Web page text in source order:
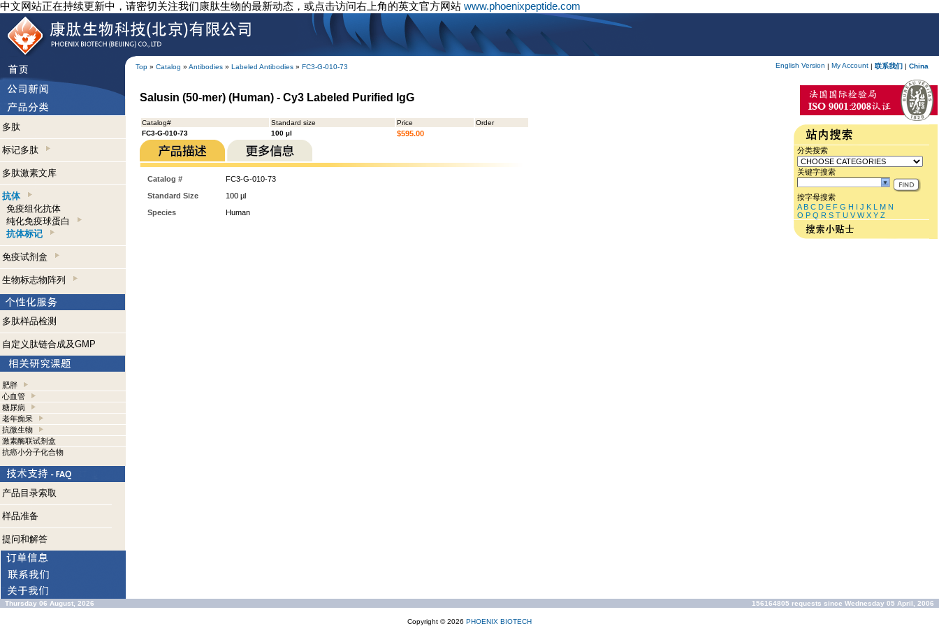
中文网站正在持续更新中，请密切关注我们康肽生物的最新动态，或点击访问右上角的英文官方网站 www.phoenixpeptide.com
Top » Catalog » Antibodies » Labeled Antibodies » FC3-G-010-73 English Version | My Account | 联系我们 | China
多肽
标记多肽
多肽激素文库
抗体
免疫组化抗体
纯化免疫球蛋白
抗体标记
免疫试剂盒
生物标志物阵列
多肽样品检测
自定义肽链合成及GMP
肥胖
心血管
糖尿病
老年痴呆
抗微生物
激素酶联试剂盒
抗癌小分子化合物
产品目录索取
样品准备
提问和解答
Salusin (50-mer) (Human) - Cy3 Labeled Purified IgG
Catalog# Standard size Price
Order
FC3-G-010-73
100 µl $595.00
Catalog #
FC3-G-010-73
Standard Size
100 µl
Species
Human
分类搜索
关键字搜索
按字母搜索
A B C D E F G H I J K L M N
O P Q R S T U V W X Y Z
Thursday 06 August, 2026 156164805 requests since Wednesday 05 April, 2006
Copyright © 2026 PHOENIX BIOTECH